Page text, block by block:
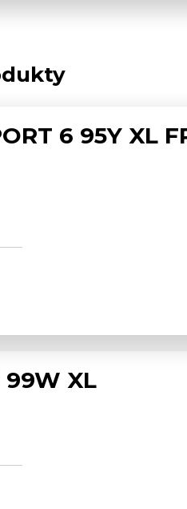
6 95Y XL
99W XL